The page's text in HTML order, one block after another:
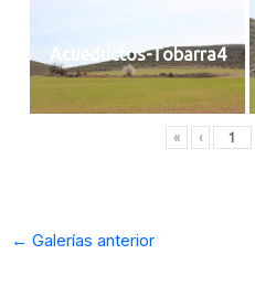
Acueductos-Tobarra4
« ‹
← Galerías anterior